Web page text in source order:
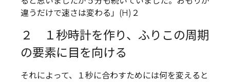
違うだけで速さは変わる」(H)２
２ １秒時計を作り、ふりこの周期
の要素に目を向ける
それによって、１秒に合わすためには何を変えると